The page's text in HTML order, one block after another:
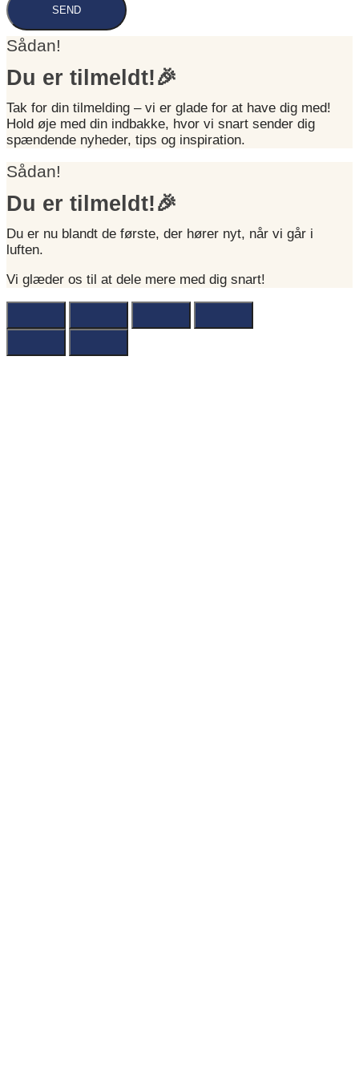
SEND
Sådan!
Du er tilmeldt!🎉
Tak for din tilmelding – vi er glade for at have dig med!
Hold øje med din indbakke, hvor vi snart sender dig
spændende nyheder, tips og inspiration.
Sådan!
Du er tilmeldt!🎉
Du er nu blandt de første, der hører nyt, når vi går i
luften.
Vi glæder os til at dele mere med dig snart!